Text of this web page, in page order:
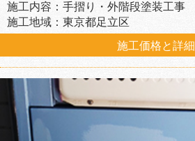
施工内容：手摺り・外階段塗装工事
施工地域：東京都足立区
施工価格と詳細